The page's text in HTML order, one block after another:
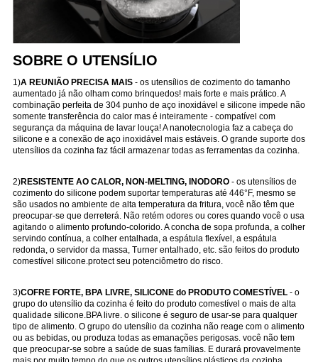
SOBRE O UTENSÍLIO
1)A REUNIÃO PRECISA MAIS- os utensílios de cozimento do tamanho
aumentado já não olham como brinquedos! mais forte e mais prático. A
combinação perfeita de 304 punho de aço inoxidável e silicone impede não
somente transferência do calor mas é inteiramente - compatível com
segurança da máquina de lavar louça! A nanotecnologia faz a cabeça do
silicone e a conexão de aço inoxidável mais estáveis. O grande suporte dos
utensílios da cozinha faz fácil armazenar todas as ferramentas da cozinha.
2)RESISTENTE AO CALOR, NON-MELTING, INODORO- os utensílios de
cozimento do silicone podem suportar temperaturas até 446°F, mesmo se
são usados no ambiente de alta temperatura da fritura, você não têm que
preocupar-se que derreterá. Não retém odores ou cores quando você o usa
agitando o alimento profundo-colorido. A concha de sopa profunda, a colher
servindo contínua, a colher entalhada, a espátula flexível, a espátula
redonda, o servidor da massa, Turner entalhado, etc. são feitos do produto
comestível silicone.protect seu potenciômetro do risco.
3)COFRE FORTE, BPA LIVRE, SILICONE do PRODUTO COMESTÍVEL- o
grupo do utensílio da cozinha é feito do produto comestível o mais de alta
qualidade silicone.BPA livre. o silicone é seguro de usar-se para qualquer
tipo de alimento. O grupo do utensílio da cozinha não reage com o alimento
ou as bebidas, ou produza todas as emanações perigosas. você não tem
que preocupar-se sobre a saúde de suas famílias. E durará provavelmente